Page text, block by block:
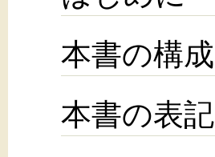
本書の構成
本書の表記